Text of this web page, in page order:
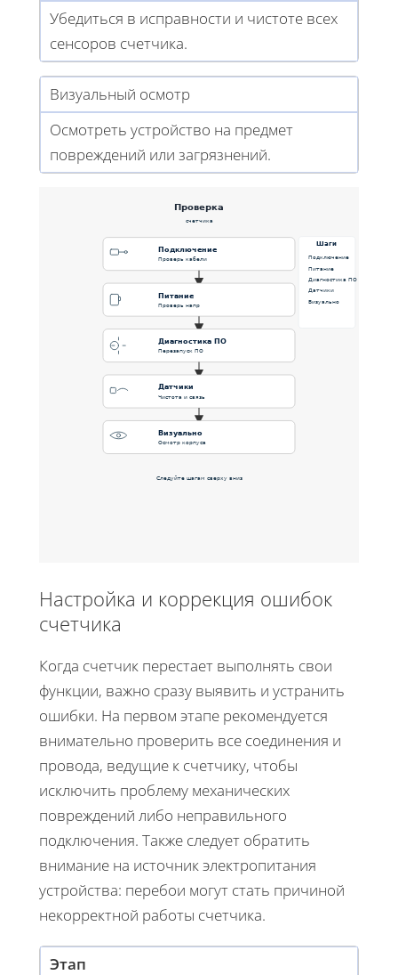
Убедиться в исправности и чистоте всех
сенсоров счетчика.
Визуальный осмотр
Осмотреть устройство на предмет
повреждений или загрязнений.
Проверка
счетчика
Подключение
Проверь кабели
Питание
Проверь напр
Диагностика ПО
Перезапуск ПО
Датчики
Чистота и связь
Визуально
Осмотр корпуса
Следуйте шагам сверху вниз
Шаги
Подключение
Питание
Диагностика ПО
Датчики
Визуально
Настройка и коррекция ошибок
счетчика
Когда счетчик перестает выполнять свои
функции, важно сразу выявить и устранить
ошибки. На первом этапе рекомендуется
внимательно проверить все соединения и
провода, ведущие к счетчику, чтобы
исключить проблему механических
повреждений либо неправильного
подключения. Также следует обратить
внимание на источник электропитания
устройства: перебои могут стать причиной
некорректной работы счетчика.
Этап